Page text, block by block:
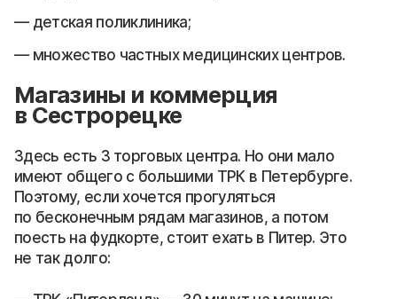
детская поликлиника;
множество частных медицинских центров.
Магазины и коммерция
в Сестрорецке
Здесь есть 3 торговых центра. Но они мало
имеют общего с большими ТРК в Петербурге.
Поэтому, если хочется прогуляться
по бесконечным рядам магазинов, а потом
поесть на фудкорте, стоит ехать в Питер. Это
не так долго: